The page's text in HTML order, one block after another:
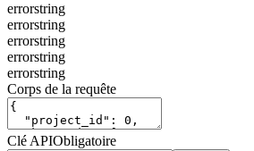
errorstring
errorstring
errorstring
errorstring
errorstring
Corps de la requête
Clé APIObligatoire